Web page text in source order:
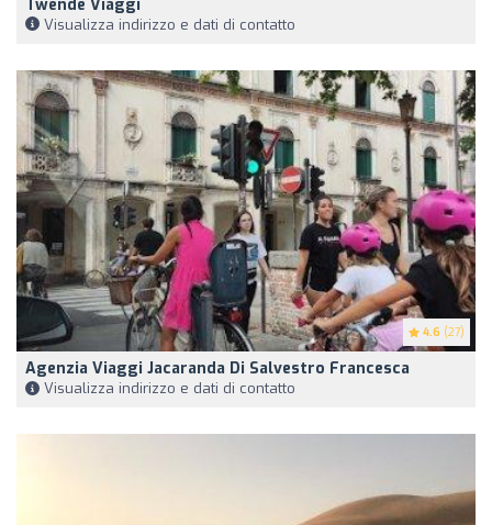
Twende Viaggi
Visualizza indirizzo e dati di contatto
4.6 (27)
Agenzia Viaggi Jacaranda Di Salvestro Francesca
Visualizza indirizzo e dati di contatto